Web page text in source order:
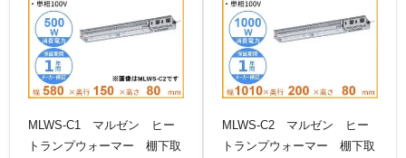
MLWS-C1 マルゼン ヒー
トランプウォーマー 棚下取
MLWS-C2 マルゼン ヒー
トランプウォーマー 棚下取